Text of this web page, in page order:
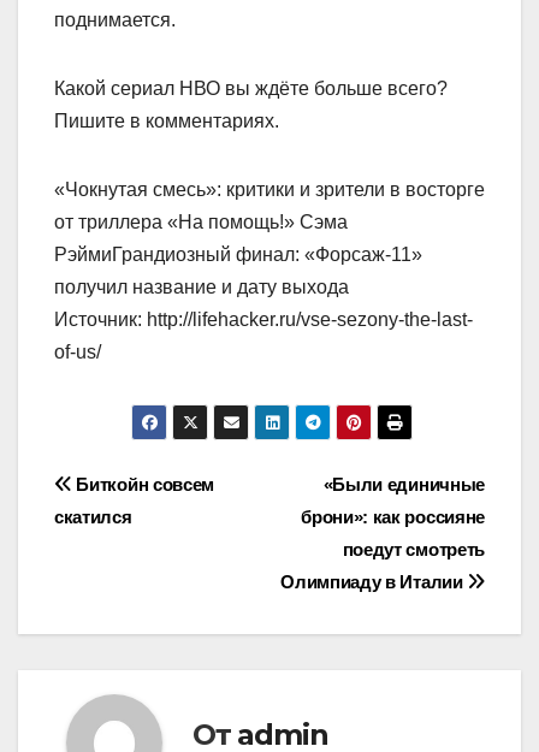
поднимается.
Какой сериал НВО вы ждёте больше всего?
Пишите в комментариях.
«Чокнутая смесь»: критики и зрители в восторге
от триллера «На помощь!» Сэма
РэймиГрандиозный финал: «Форсаж-11»
получил название и дату выхода
Источник: http://lifehacker.ru/vse-sezony-the-last-
of-us/
Навигация
«Были единичные
брони»: как россияне
поедут смотреть
Олимпиаду в Италии
Биткойн совсем
скатился
От admin